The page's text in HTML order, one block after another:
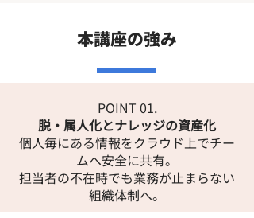
本講座の強み
POINT 01.
脱・属人化とナレッジの資産化
個人毎にある情報をクラウド上でチー
ムへ安全に共有。
担当者の不在時でも業務が止まらない
組織体制へ。